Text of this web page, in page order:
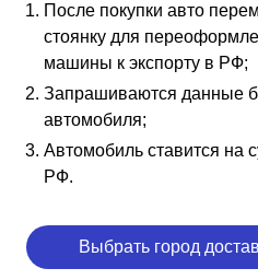
После покупки авто
стоянку для
машины к экспорту в РФ;
Запрашиваются данные
автомобиля;
Автомобиль ставится на
РФ.
Выбрать город